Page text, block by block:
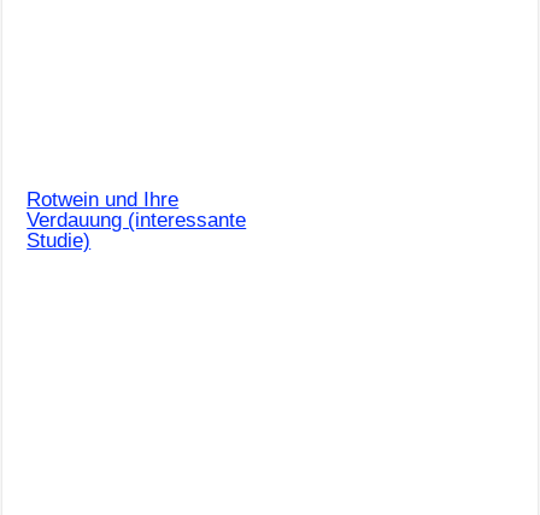
Rotwein und Ihre
Verdauung (interessante
Studie)